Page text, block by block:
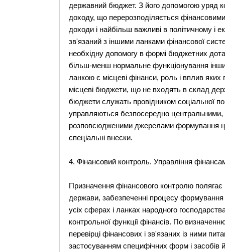
державний бюджет. З його допомогою уряд
доходу, що перерозподіляється
доходи і найбільш важливі в політичному і
зв'язаний з іншими ланками фінансової
необхідну допомогу в формі бюджетних
більш-менш нормальне функціонування
ланкою є місцеві фінанси, роль і вплив
місцеві бюджети, що не входять в склад
бюджети служать провідником соціальної
управляються безпосередно
розповсюдженими джерелами формування
спеціальні внески.
4. Фінансовий контроль. Управління
Призначення фінансового контролю полягає
держави, забезпеченні процесу формування
усіх сферах і ланках народного
контрольної функції фінансів. По
перевірці фінансових і зв'язаних із ними
застосуванням специфічних форм і засобів